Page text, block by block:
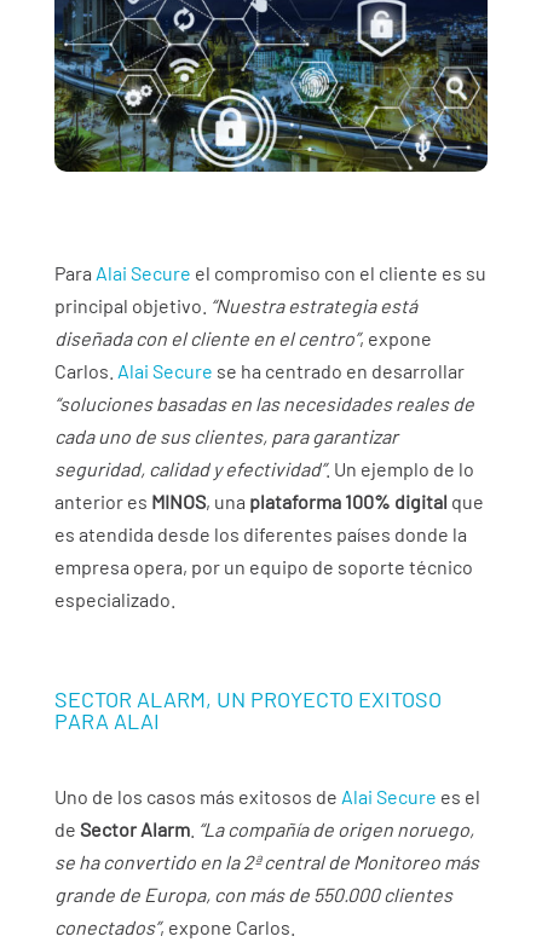
Para Alai Secure el compromiso con el cliente es su
principal objetivo. “Nuestra estrategia está
diseñada con el cliente en el centro”, expone
Carlos. Alai Secure se ha centrado en desarrollar
“soluciones basadas en las necesidades reales de
cada uno de sus clientes, para garantizar
seguridad, calidad y efectividad”. Un ejemplo de lo
anterior es MINOS, una plataforma 100% digital que
es atendida desde los diferentes países donde la
empresa opera, por un equipo de soporte técnico
especializado.
SECTOR ALARM, UN PROYECTO EXITOSO
PARA ALAI
Uno de los casos más exitosos de Alai Secure es el
de Sector Alarm. “La compañía de origen noruego,
se ha convertido en la 2ª central de Monitoreo más
grande de Europa, con más de 550.000 clientes
conectados”, expone Carlos.